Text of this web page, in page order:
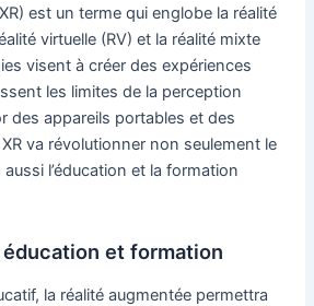
est un terme qui englobe la réalité
virtuelle (RV) et la réalité mixte
visent à créer des expériences
les limites de la perception
des appareils portables et des
va révolutionner non seulement le
l’éducation et la formation
et formation
la réalité augmentée permettra